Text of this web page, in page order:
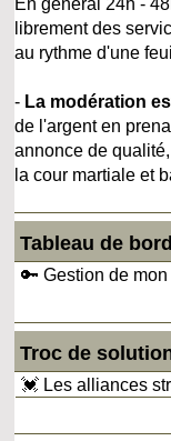
librement des
au rythme d'une
- La modération
de l'argent en
annonce de
la cour martiale et
Tableau de bord
🔑 Gestion de
Troc de
💓 Les alliances